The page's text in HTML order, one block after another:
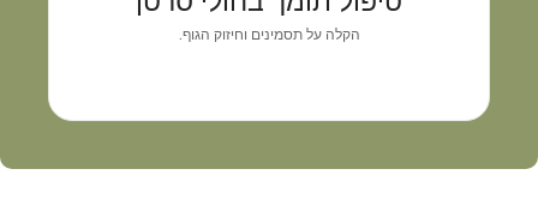
הקלה על תסמינים וחיזוק הגוף.